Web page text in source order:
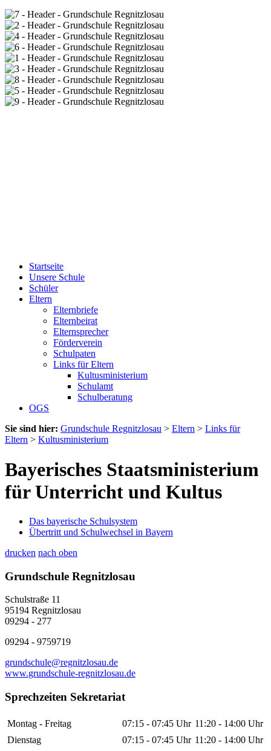
Startseite
Unsere Schule
Schüler
Eltern
Elternbriefe
Elternbeirat
Elternsprecher
Förderverein
Schulpaten
Links für Eltern
Kultusministerium
Schulamt
Schulberatung
OGS
Sie sind hier: Grundschule Regnitzlosau > Eltern > Links für
Eltern > Kultusministerium
Bayerisches Staatsministerium
für Unterricht und Kultus
Das bayerische Schulsystem
Übertritt und Schulwechsel in Bayern
drucken nach oben
Grundschule Regnitzlosau
Schulstraße 11
95194 Regnitzlosau
09294 - 277
09294 - 9759719
grundschule@regnitzlosau.de
www.grundschule-regnitzlosau.de
Sprechzeiten Sekretariat
Montag - Freitag 07:15 - 07:45 Uhr 11:20 - 14:00 Uhr
Dienstag
07:15 - 07:45 Uhr 11:20 - 14:00 Uhr